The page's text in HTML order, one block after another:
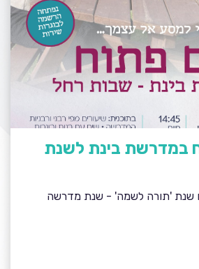
במדרשת בינת לשנת
שנת 'תורה לשמה' - שנת מדרשה